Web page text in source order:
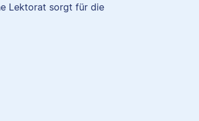
Lektorat sorgt für die